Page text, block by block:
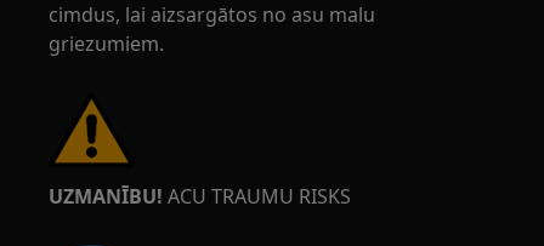
cimdus, lai aizsargātos no asu malu
griezumiem.
UZMANĪBU! ACU TRAUMU RISKS